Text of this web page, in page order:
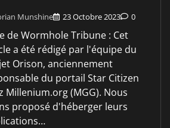
Munshine 23 Octobre 2023 0
de Wormhole Tribune : Cet
a été rédigé par l'équipe du
Orison, anciennement
du portail Star Citizen
Millenium.org (MGG). Nous
proposé d'héberger leurs